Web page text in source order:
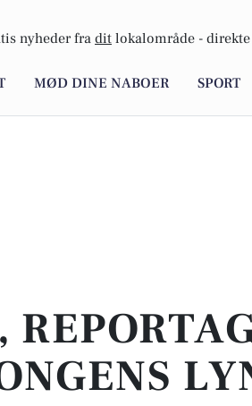
nyheder fra dit lokalområde -
MØD DINE NABOER SPORT